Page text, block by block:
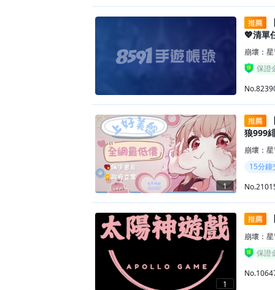
💖清單
崩壞：
保證
1
狼999
崩壞：
15分鐘
1
崩壞：
保證